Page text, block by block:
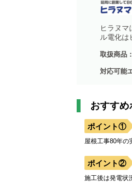
ヒラヌ
ル電化は
取扱商品：
対応可能
おすすめ
屋根工事80年の
施工後は発電状